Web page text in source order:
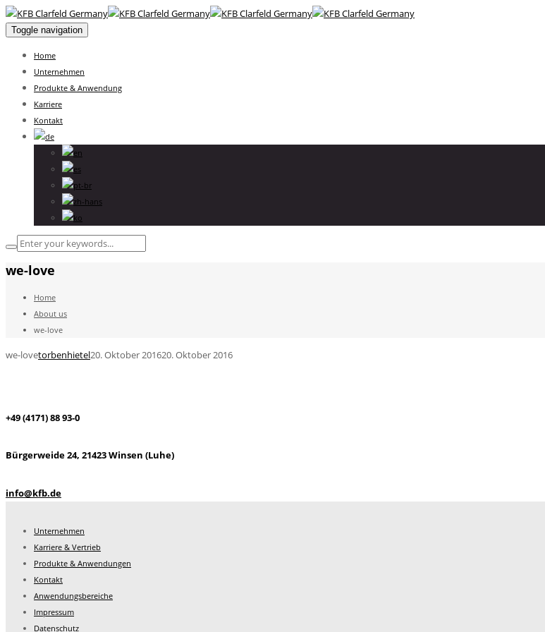
Toggle navigation
Home
Unternehmen
Produkte & Anwendung
Karriere
Kontakt
we-love
Home
About us
we-love
we-lovetorbenhietel20. Oktober 201620. Oktober 2016
+49 (4171) 88 93-0
Bürgerweide 24, 21423 Winsen (Luhe)
info@kfb.de
Unternehmen
Karriere & Vertrieb
Produkte & Anwendungen
Kontakt
Anwendungsbereiche
Impressum
Datenschutz